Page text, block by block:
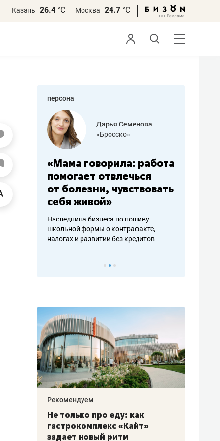
Казань 26.4 °С Москва 24.7 °С
персона
Дарья Семенова
«Бросско»
«Мама говорила: работа
помогает отвлечься
от болезни, чувствовать
себя живой»
Наследница бизнеса по пошиву
школьной формы о контрафакте,
налогах и развитии без кредитов
Рекомендуем
Не только про еду: как
гастрокомплекс «Кайт»
задает новый ритм